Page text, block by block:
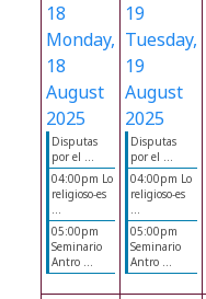
18
Monday,
18
August
2025
Disputas
por el ...
04:00pm Lo
religioso-es
...
05:00pm
Seminario
Antro ...
19
Tuesday,
19
August
2025
Disputas
por el ...
04:00pm Lo
religioso-es
...
05:00pm
Seminario
Antro ...